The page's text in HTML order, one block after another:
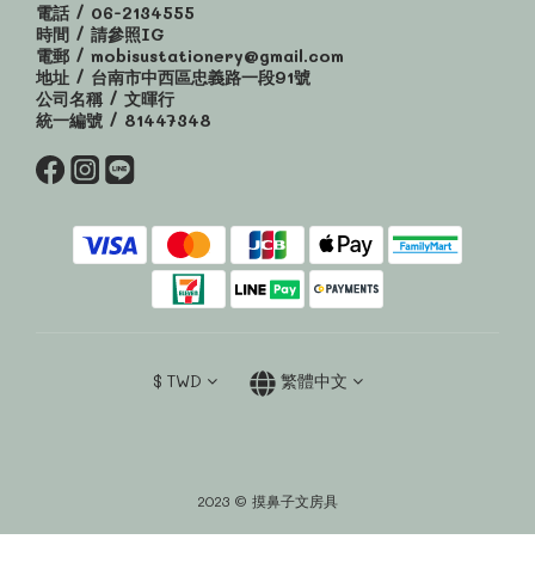
電話 / 06-2134555
時間 / 請參照IG
電郵 / mobisustationery@gmail.com
地址 / 台南市中西區忠義路一段91號
公司名稱 / 文暉行
統一編號 / 81447348
$ TWD 繁體中文
2023 © 摸鼻子文房具